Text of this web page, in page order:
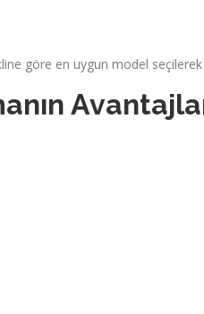
göre en uygun model